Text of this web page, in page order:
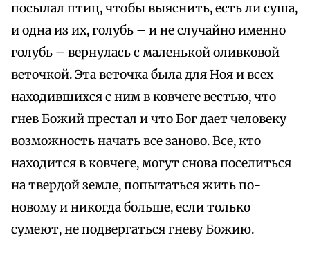
посылал птиц, чтобы выяснить, есть ли суша,
и одна из их, голубь – и не случайно именно
голубь – вернулась с маленькой оливковой
веточкой. Эта веточка была для Ноя и всех
находившихся с ним в ковчеге вестью, что
гнев Божий престал и что Бог дает человеку
возможность начать все заново. Все, кто
находится в ковчеге, могут снова поселиться
на твердой земле, попытаться жить по-
новому и никогда больше, если только
сумеют, не подвергаться гневу Божию.